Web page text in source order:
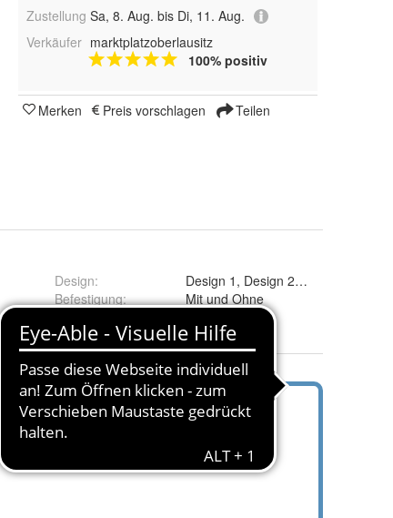
Zustellung Sa, 8. Aug. bis Di, 11. Aug.
Verkäufer marktplatzoberlausitz
100% positiv
Merken Preis vorschlagen Teilen
Design:
Befestigung: Mit und Ohne